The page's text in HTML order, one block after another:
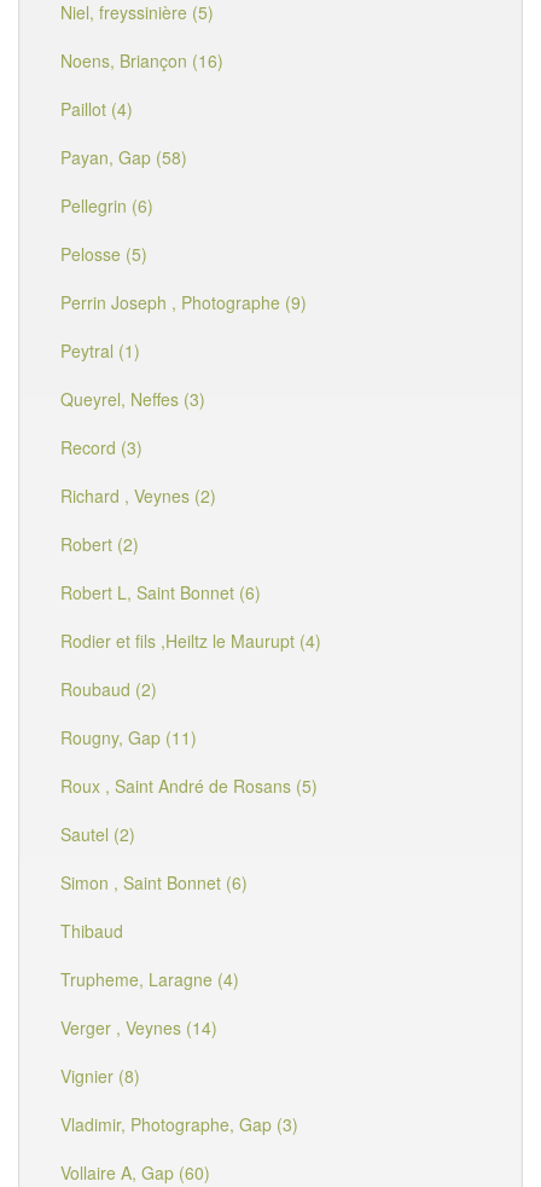
Niel, freyssinière (5)
Noens, Briançon (16)
Paillot (4)
Payan, Gap (58)
Pellegrin (6)
Pelosse (5)
Perrin Joseph , Photographe (9)
Peytral (1)
Queyrel, Neffes (3)
Record (3)
Richard , Veynes (2)
Robert (2)
Robert L, Saint Bonnet (6)
Rodier et fils ,Heiltz le Maurupt (4)
Roubaud (2)
Rougny, Gap (11)
Roux , Saint André de Rosans (5)
Sautel (2)
Simon , Saint Bonnet (6)
Thibaud
Trupheme, Laragne (4)
Verger , Veynes (14)
Vignier (8)
Vladimir, Photographe, Gap (3)
Vollaire A, Gap (60)